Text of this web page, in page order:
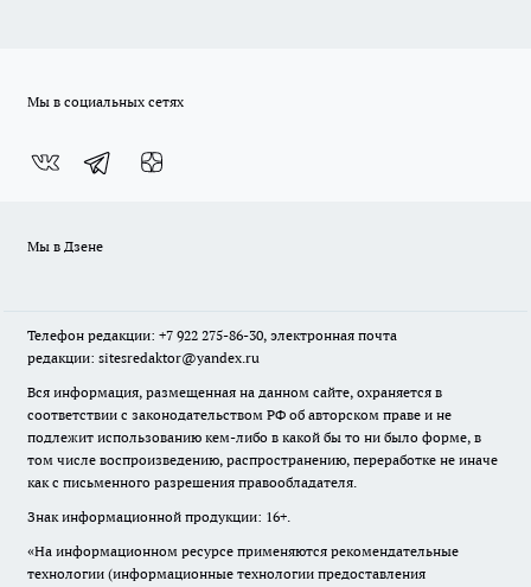
Мы в социальных сетях
Мы в Дзене
Телефон редакции: +7 922 275-86-30, электронная почта
редакции: sitesredaktor@yandex.ru
Вся информация, размещенная на данном сайте, охраняется в
соответствии с законодательством РФ об авторском праве и не
подлежит использованию кем-либо в какой бы то ни было форме, в
том числе воспроизведению, распространению, переработке не иначе
как с письменного разрешения правообладателя.
Знак информационной продукции: 16+.
«На информационном ресурсе применяются рекомендательные
технологии (информационные технологии предоставления